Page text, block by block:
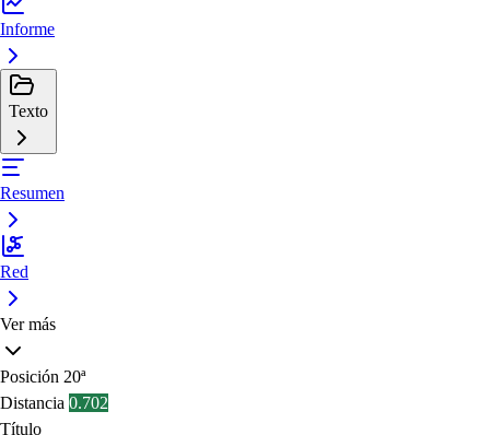
Informe
Texto
Resumen
Red
Ver más
Posición 20ª
Distancia 0.702
Título